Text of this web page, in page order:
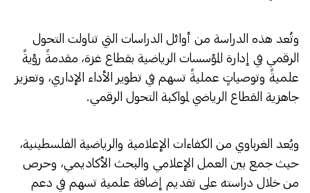
وتُعد هذه الدراسة من أوائل الدراسات التي تناولت التحول
الرقمي في إدارة المؤسسات الرياضية بقطاع غزة، مقدمةً رؤيةً
علميةً وتوصياتٍ عمليةً تسهم في تطوير الأداء الإداري، وتعزيز
جاهزية القطاع الرياضي لمواكبة التحول الرقمي.
ويُعد الغرباوي من الكفاءات الإعلامية والرياضية الفلسطينية،
حيث جمع بين العمل الإعلامي والبحث الأكاديمي، وحرص
من خلال دراسته على تقديم إضافة علمية تسهم في دعم